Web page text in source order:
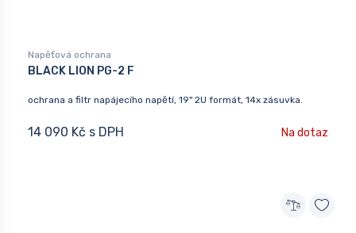
Napěťová ochrana
BLACK LION PG-2 F
ochrana a filtr napájecího napětí, 19" 2U formát, 14x zásuvka.
14 090 Kč s DPH Na dotaz